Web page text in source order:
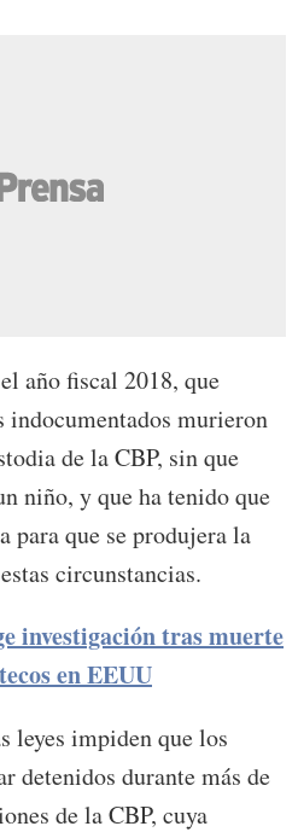
año fiscal 2018, que
indocumentados murieron
de la CBP, sin que
niño, y que ha tenido que
para que se produjera la
circunstancias.
investigación tras muerte
en EEUU
leyes impiden que los
detenidos durante más de
de la CBP, cuya